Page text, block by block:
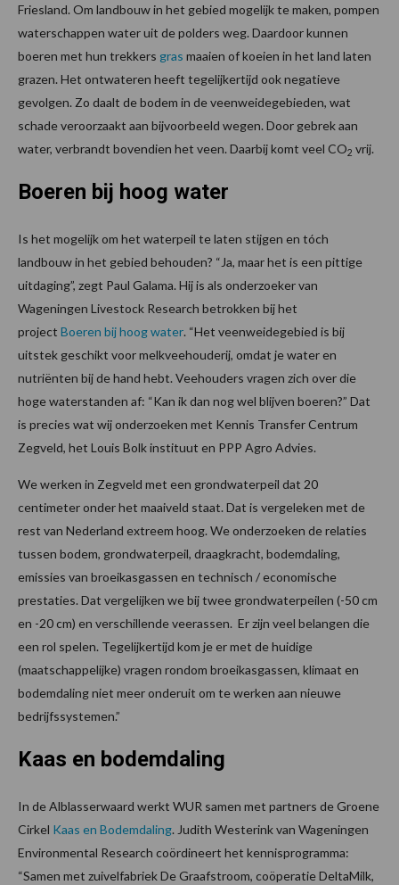
Friesland. Om landbouw in het gebied mogelijk te maken, pompen
waterschappen water uit de polders weg. Daardoor kunnen
boeren met hun trekkers gras maaien of koeien in het land laten
grazen. Het ontwateren heeft tegelijkertijd ook negatieve
gevolgen. Zo daalt de bodem in de veenweidegebieden, wat
schade veroorzaakt aan bijvoorbeeld wegen. Door gebrek aan
water, verbrandt bovendien het veen. Daarbij komt veel CO2 vrij.
Boeren bij hoog water
Is het mogelijk om het waterpeil te laten stijgen en tóch
landbouw in het gebied behouden? “Ja, maar het is een pittige
uitdaging”, zegt Paul Galama. Hij is als onderzoeker van
Wageningen Livestock Research betrokken bij het
project Boeren bij hoog water. “Het veenweidegebied is bij
uitstek geschikt voor melkveehouderij, omdat je water en
nutriënten bij de hand hebt. Veehouders vragen zich over die
hoge waterstanden af: “Kan ik dan nog wel blijven boeren?” Dat
is precies wat wij onderzoeken met Kennis Transfer Centrum
Zegveld, het Louis Bolk instituut en PPP Agro Advies.
We werken in Zegveld met een grondwaterpeil dat 20
centimeter onder het maaiveld staat. Dat is vergeleken met de
rest van Nederland extreem hoog. We onderzoeken de relaties
tussen bodem, grondwaterpeil, draagkracht, bodemdaling,
emissies van broeikasgassen en technisch / economische
prestaties. Dat vergelijken we bij twee grondwaterpeilen (-50 cm
en -20 cm) en verschillende veerassen. Er zijn veel belangen die
een rol spelen. Tegelijkertijd kom je er met de huidige
(maatschappelijke) vragen rondom broeikasgassen, klimaat en
bodemdaling niet meer onderuit om te werken aan nieuwe
bedrijfssystemen.”
Kaas en bodemdaling
In de Alblasserwaard werkt WUR samen met partners de Groene
Cirkel Kaas en Bodemdaling. Judith Westerink van Wageningen
Environmental Research coördineert het kennisprogramma:
“Samen met zuivelfabriek De Graafstroom, coöperatie DeltaMilk,